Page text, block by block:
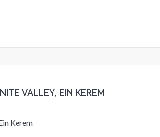
VALLEY, EIN KEREM